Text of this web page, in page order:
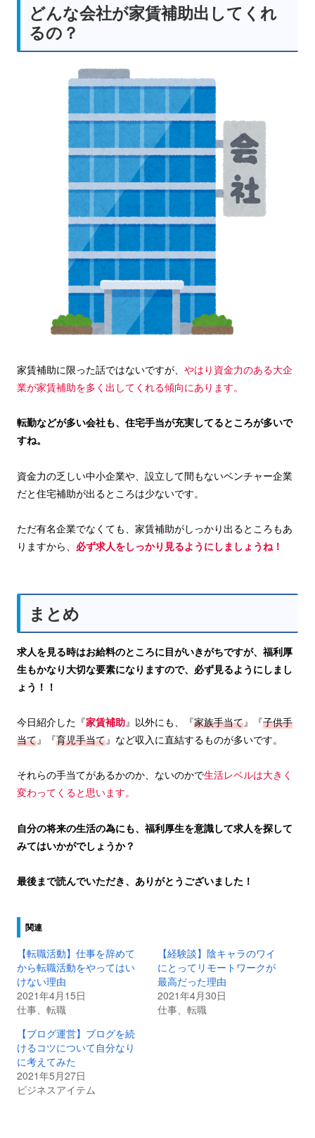
どんな会社が家賃補助出してくれ
るの？
家賃補助に限った話ではないですが、 やはり資金力のある大企
業が家賃補助を多く出してくれる傾向にあります。
転勤などが多い会社も、住宅手当が充実してるところが多いで
すね。
資金力の乏しい中小企業や、設立して間もないベンチャー企業
だと住宅補助が出るところは少ないです。
ただ有名企業でなくても、家賃補助がしっかり出るところもあ
りますから、 必ず求人をしっかり見るようにしましょうね！
まとめ
求人を見る時はお給料のところに目がいきがちですが、福利厚
生もかなり大切な要素になりますので、必ず見るようにしまし
ょう！！
今日紹介した『家賃補助』以外にも、『家族手当て』『子供手
当て』『育児手当て』など収入に直結するものが多いです。
それらの手当てがあるかのか、ないのかで生活レベルは大きく
変わってくると思います。
自分の将来の生活の為にも、福利厚生を意識して求人を探して
みてはいかがでしょうか？
最後まで読んでいただき、ありがとうございました！
関連
【転職活動】仕事を辞めて
から転職活動をやってはい
けない理由
2021年4月15日
仕事、転職
【経験談】陰キャラのワイ
にとってリモートワークが
最高だった理由
2021年4月30日
仕事、転職
【ブログ運営】ブログを続
けるコツについて自分なり
に考えてみた
2021年5月27日
ビジネスアイテム